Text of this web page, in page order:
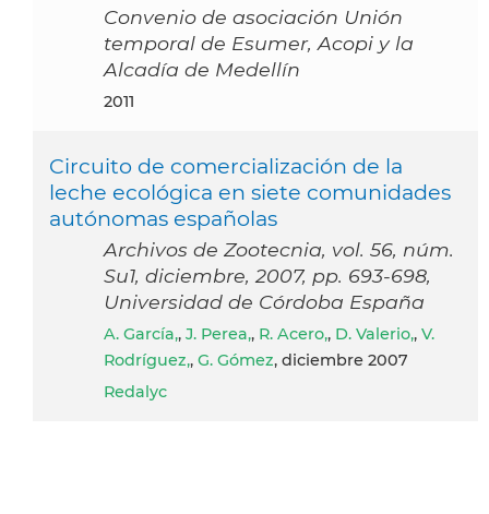
Convenio de asociación Unión
temporal de Esumer, Acopi y la
Alcadía de Medellín
2011
Circuito de comercialización de la
leche ecológica en siete comunidades
autónomas españolas
Archivos de Zootecnia, vol. 56, núm.
Su1, diciembre, 2007, pp. 693-698,
Universidad de Córdoba España
A. García,, J. Perea,, R. Acero,, D. Valerio,, V.
Rodríguez,, G. Gómez, diciembre 2007
Redalyc